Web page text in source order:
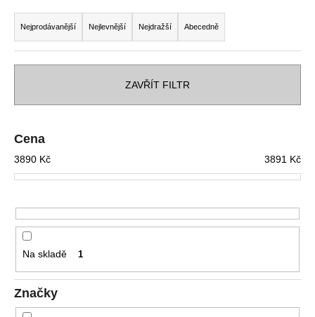
Ř
a
z
e
í
r
o
d
k
t
ů
Nejprodávanější Nejlevnější Nejdražší Abecedně
ZAVŘÍT FILTR
Cena
3890 Kč 3891 Kč
Na skladě 1
Značky
HLEDAT
o
o
u
č
j
e
m
DĚTSKÉ
NÁUŠNICE